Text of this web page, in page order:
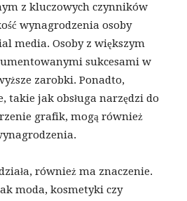
z kluczowych czynników
wynagrodzenia osoby
media. Osoby z większym
sukcesami w
zarobki. Ponadto,
takie jak obsługa narzędzi do
grafik, mogą również
również ma znaczenie.
moda, kosmetyki czy